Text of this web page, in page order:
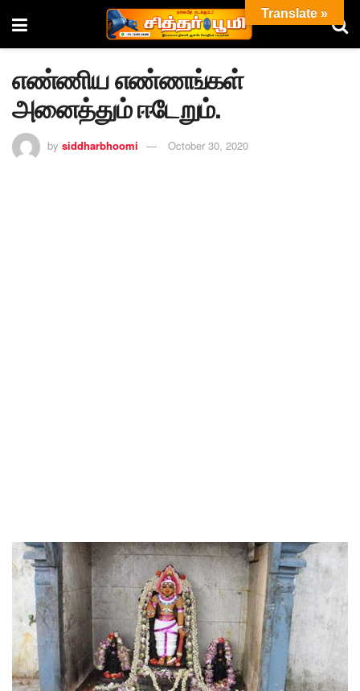
எண்ணிய எண்ணங்கள்
அனைத்தும் ஈடேறும்.
by siddharbhoomi October 30, 2020
Translate »